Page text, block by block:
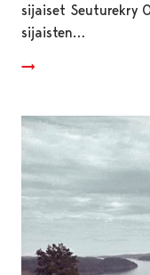
sijaiset Seuturekry
sijaisten…